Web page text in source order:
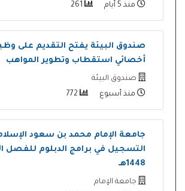
منذ 5 أيام
صندوق البيئة يفتح التقديم على
أخصائي استقطاب وتطوير المواهب
صندوق البيئة
منذ أسبوع
جامعة الإمام محمد بن سعود
التسجيل في برامج الدبلوم للفصل
1448هـ
جامعة الإمام